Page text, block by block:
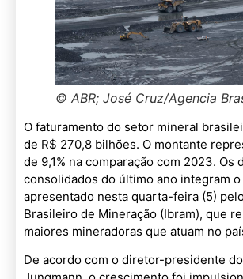
© ABR; José Cruz/Agencia
O faturamento do setor mineral
de R$ 270,8 bilhões. O montante
de 9,1% na comparação com 2023. Os
consolidados do último ano integram
apresentado nesta quarta-feira (5)
Brasileiro de Mineração (Ibram), que
maiores mineradoras que atuam no
De acordo com o diretor-presidente